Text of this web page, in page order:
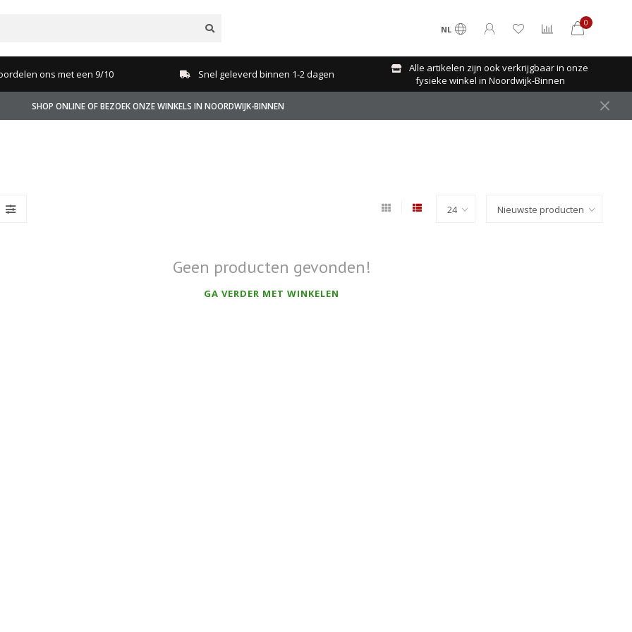
NL
0
ons met een 9/10 Snel geleverd binnen 1-2 dagen
Alle artikelen zijn ook verkrijgbaar in onze
fysieke winkel in Noordwijk-Binnen
SHOP ONLINE OF BEZOEK ONZE WINKELS IN NOORDWIJK-BINNEN
Geen producten gevonden!
GA VERDER MET WINKELEN